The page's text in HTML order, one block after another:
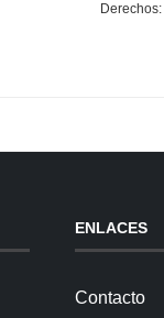
Derechos:
ENLACES
Contacto